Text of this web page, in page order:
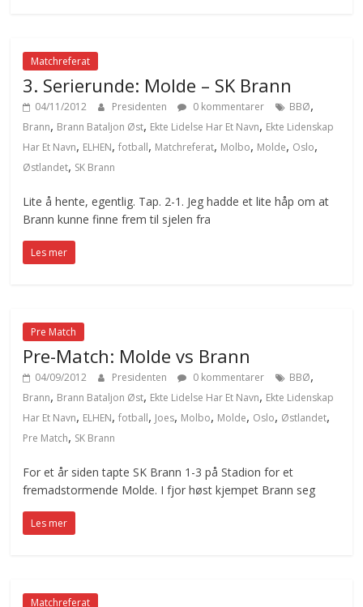
Matchreferat
3. Serierunde: Molde – SK Brann
04/11/2012 Presidenten 0 kommentarer BBØ,
Brann, Brann Bataljon Øst, Ekte Lidelse Har Et Navn, Ekte Lidenskap
Har Et Navn, ELHEN,fotball, Matchreferat, Molbo, Molde, Oslo,
Østlandet, SK Brann
Lite å hente, egentlig. Tap. 2-1. Jeg hadde et lite håp om at
Brann kunne finne frem til sjelen fra
Les mer
Pre Match
Pre-Match: Molde vs Brann
04/09/2012 Presidenten 0 kommentarer BBØ,
Brann, Brann Bataljon Øst, Ekte Lidelse Har Et Navn, Ekte Lidenskap
Har Et Navn, ELHEN,fotball, Joes, Molbo, Molde, Oslo, Østlandet,
Pre Match, SK Brann
For et år siden tapte SK Brann 1-3 på Stadion for et
fremadstormende Molde. I fjor høst kjempet Brann seg
Les mer
Matchreferat